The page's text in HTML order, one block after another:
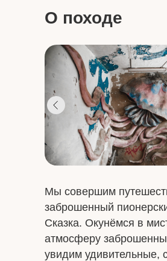
Мы совершим
заброшенный
Сказка. Окунёмся в
атмосферу
увидим удивительные,
О походе